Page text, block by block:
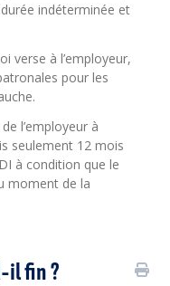
indéterminée et
verse à l’employeur,
pour les
l’employeur à
seulement 12 mois
à condition que le
moment de la
il fin ?